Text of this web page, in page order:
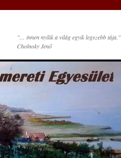
"… innen nyílik a világ egyik legszebb tája."
Cholnoky Jenő